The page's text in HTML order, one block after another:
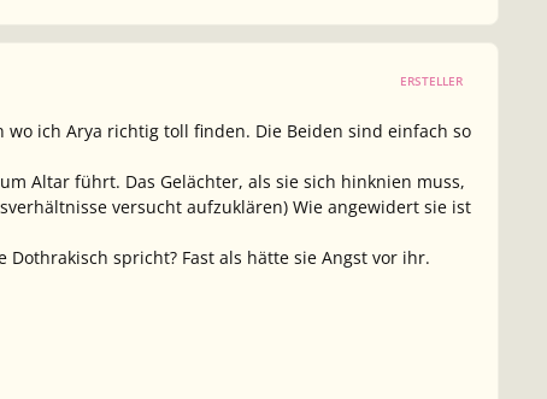
ERSTELLER
ich Arya richtig toll finden. Die Beiden sind einfach so
Altar führt. Das Gelächter, als sie sich hinknien muss,
versucht aufzuklären) Wie angewidert sie ist
spricht? Fast als hätte sie Angst vor ihr.